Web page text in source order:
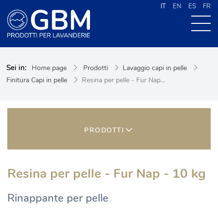
IT EN ES FR
PRODOTTI
CONTATTI
Sei in: Home page Prodotti
Lavaggio capi in pelle
Finitura Capi in pelle
Resina per pelle - Fur Nap...
PRODOTTI
Resina per pelle - Fur Nap - 10 kg
Rinappante per pelle